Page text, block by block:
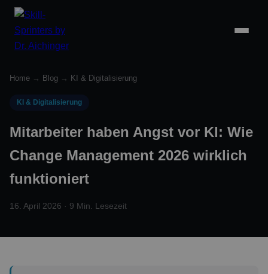
Home → Blog → KI & Digitalisierung
KI & Digitalisierung
Mitarbeiter haben Angst vor KI: Wie
Change Management 2026 wirklich
funktioniert
16. April 2026 · 9 Min. Lesezeit